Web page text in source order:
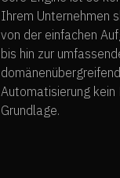
Ihrem Unternehmen
von der einfachen
bis hin zur
Automatisierung
Grundlage.